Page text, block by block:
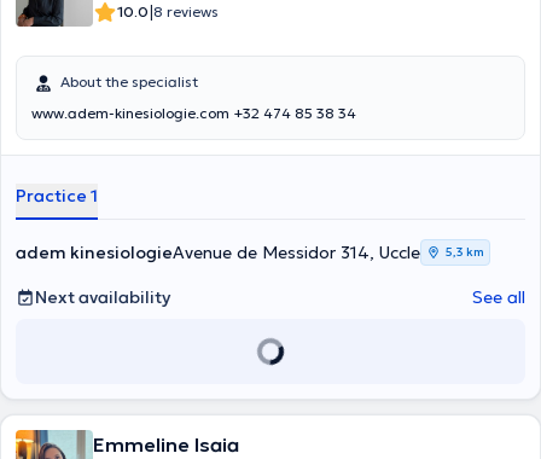
10.0|8 reviews
About the specialist
www.adem-kinesiologie.com +32 474 85 38 34
Practice 1
adem kinesiologieAvenue de Messidor 314, Uccle 5,3 km
Next availability See all
Emmeline Isaia